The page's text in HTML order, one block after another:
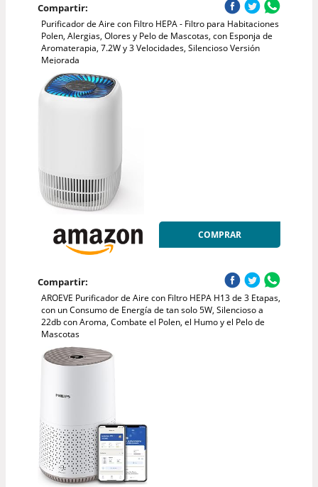
Compartir:
Purificador de Aire con Filtro HEPA - Filtro para Habitaciones
Polen, Alergias, Olores y Pelo de Mascotas, con Esponja de
Aromaterapia, 7.2W y 3 Velocidades, Silencioso Versión
Mejorada
COMPRAR
Compartir:
AROEVE Purificador de Aire con Filtro HEPA H13 de 3 Etapas,
con un Consumo de Energía de tan solo 5W, Silencioso a
22db con Aroma, Combate el Polen, el Humo y el Pelo de
Mascotas